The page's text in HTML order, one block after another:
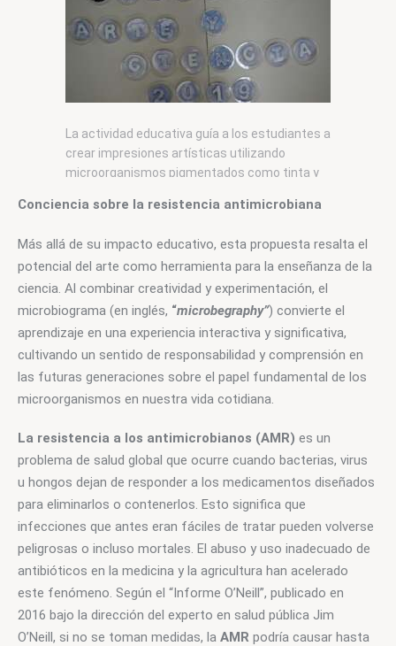
La actividad educativa guía a los estudiantes a
crear impresiones artísticas utilizando
microorganismos pigmentados como tinta y
crecimiento.
Conciencia sobre la resistencia antimicrobiana
Más allá de su impacto educativo, esta propuesta resalta el
potencial del arte como herramienta para la enseñanza de la
ciencia. Al combinar creatividad y experimentación, el
microbiograma (en inglés, “microbegraphy”) convierte el
aprendizaje en una experiencia interactiva y significativa,
cultivando un sentido de responsabilidad y comprensión en
las futuras generaciones sobre el papel fundamental de los
microorganismos en nuestra vida cotidiana.
La resistencia a los antimicrobianos (AMR) es un
problema de salud global que ocurre cuando bacterias, virus
u hongos dejan de responder a los medicamentos diseñados
para eliminarlos o contenerlos. Esto significa que
infecciones que antes eran fáciles de tratar pueden volverse
peligrosas o incluso mortales. El abuso y uso inadecuado de
antibióticos en la medicina y la agricultura han acelerado
este fenómeno. Según el “Informe O’Neill”, publicado en
2016 bajo la dirección del experto en salud pública Jim
O’Neill, si no se toman medidas, la AMR podría causar hasta